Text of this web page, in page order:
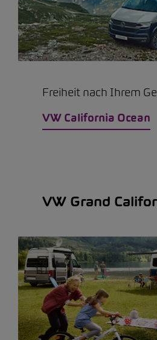
Freiheit nach Ihrem
VW California Ocean
VW Grand